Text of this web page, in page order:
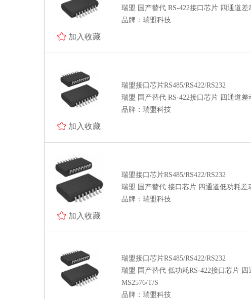
加入收藏
瑞盟 国产替代 RS-422接口芯片 四通道
品牌：瑞盟科技
加入收藏
瑞盟接口芯片RS485/RS422/RS232
瑞盟 国产替代 RS-422接口芯片 四通道
品牌：瑞盟科技
加入收藏
瑞盟接口芯片RS485/RS422/RS232
瑞盟 国产替代 接口芯片 四通道低功耗差
品牌：瑞盟科技
瑞盟接口芯片RS485/RS422/RS232
瑞盟 国产替代 低功耗RS-422接口芯片
MS2576/T/S
品牌：瑞盟科技